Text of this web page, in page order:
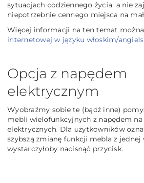
sytuacjach codziennego życia, a nie
niepotrzebnie cennego miejsca na
Więcej informacji na ten temat można
internetowej w języku włoskim/
Opcja z napędem
elektrycznym
Wyobraźmy sobie te (bądź inne)
mebli wielofunkcyjnych z napędem na
elektrycznych. Dla użytkowników
szybszą zmianę funkcji mebla z jednej
wystarczyłoby nacisnąć przycisk.